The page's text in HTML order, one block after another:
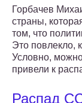
Горбачев
страны,
том, что
Это повлекло,
Условно, можно
привели к
Распад